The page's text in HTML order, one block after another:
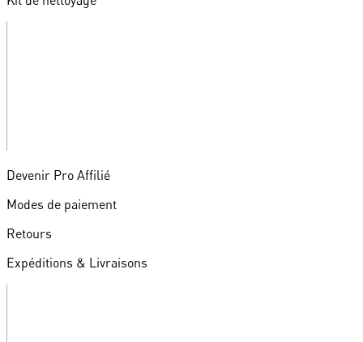
Devenir Pro Affilié
Modes de paiement
Retours
Expéditions & Livraisons